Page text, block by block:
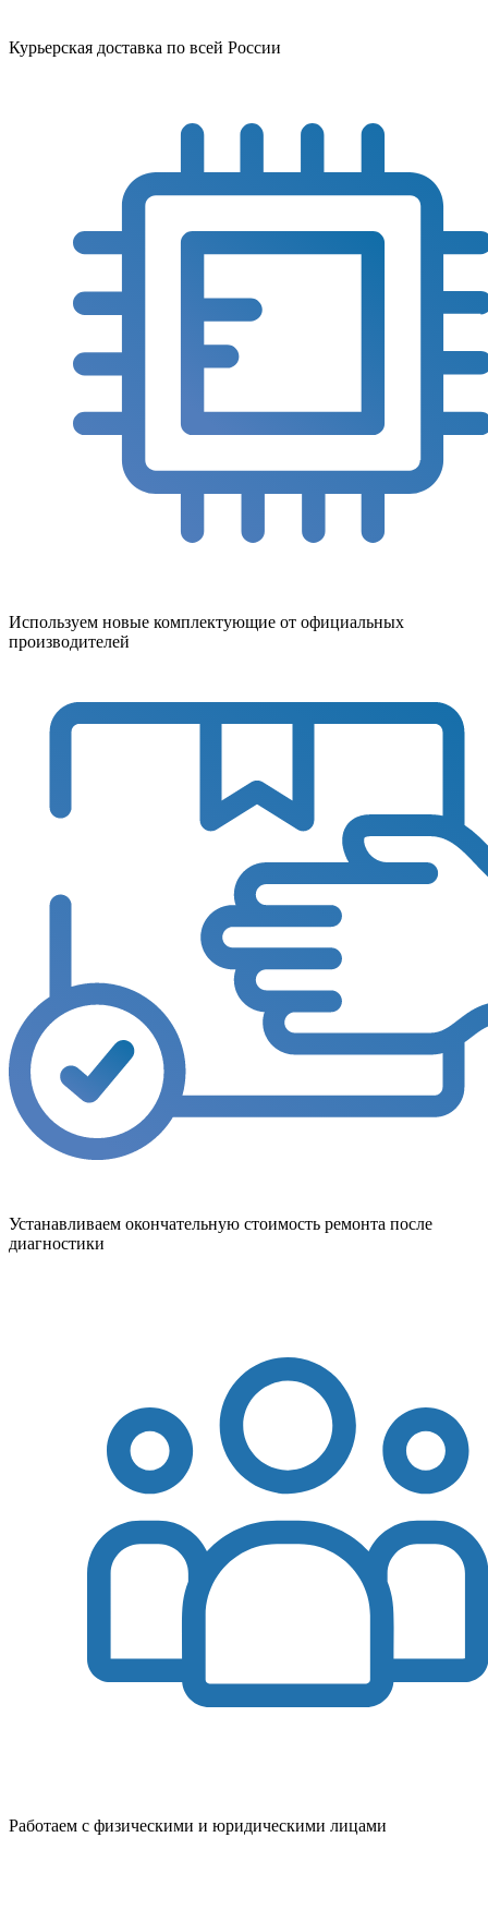
Курьерская доставка по всей России
Используем новые комплектующие от официальных
производителей
Устанавливаем окончательную стоимость ремонта после
диагностики
Работаем с физическими и юридическими лицами